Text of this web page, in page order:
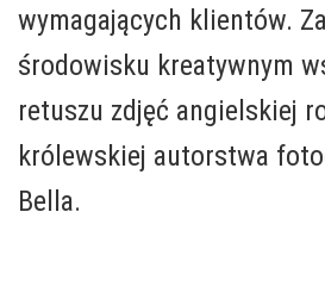
wymagających klientów.
środowisku kreatywnym
retuszu zdjęć angielskiej
królewskiej autorstwa
Bella.